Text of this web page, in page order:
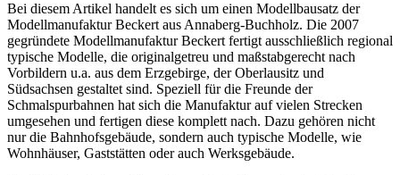
Bei diesem Artikel handelt es sich um einen Modellbausatz der
Modellmanufaktur Beckert aus Annaberg-Buchholz. Die 2007
gegründete Modellmanufaktur Beckert fertigt ausschließlich regional
typische Modelle, die originalgetreu und maßstabgerecht nach
Vorbildern u.a. aus dem Erzgebirge, der Oberlausitz und
Südsachsen gestaltet sind. Speziell für die Freunde der
Schmalspurbahnen hat sich die Manufaktur auf vielen Strecken
umgesehen und fertigen diese komplett nach. Dazu gehören nicht
nur die Bahnhofsgebäude, sondern auch typische Modelle, wie
Wohnhäuser, Gaststätten oder auch Werksgebäude.